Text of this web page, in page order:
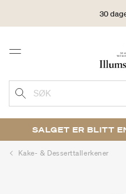
30
Menu
SØK
SALGET ER BLITT
Kake- & Desserttallerkener